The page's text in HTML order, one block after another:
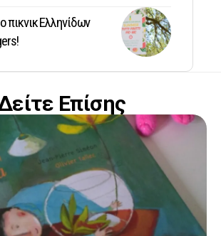
πικνικ Ελληνίδων
Επίσης